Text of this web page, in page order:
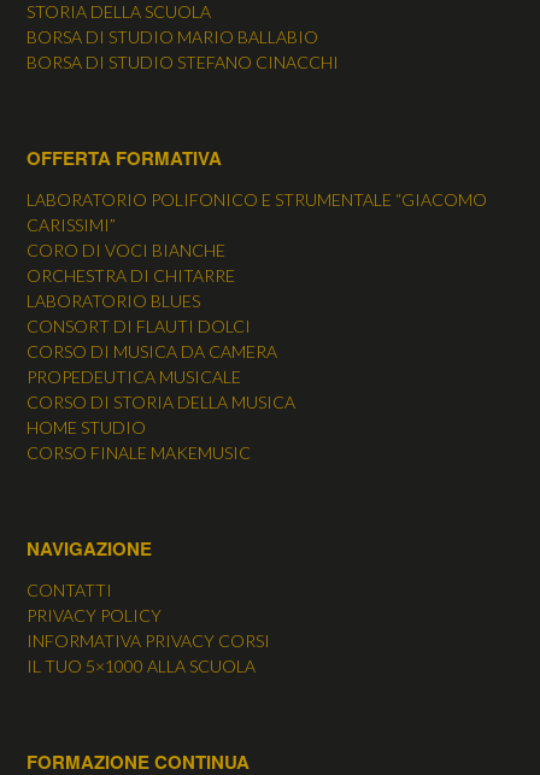
STORIA DELLA SCUOLA
BORSA DI STUDIO MARIO BALLABIO
BORSA DI STUDIO STEFANO CINACCHI
OFFERTA FORMATIVA
LABORATORIO POLIFONICO E STRUMENTALE “GIACOMO
CARISSIMI”
CORO DI VOCI BIANCHE
ORCHESTRA DI CHITARRE
LABORATORIO BLUES
CONSORT DI FLAUTI DOLCI
CORSO DI MUSICA DA CAMERA
PROPEDEUTICA MUSICALE
CORSO DI STORIA DELLA MUSICA
HOME STUDIO
CORSO FINALE MAKEMUSIC
NAVIGAZIONE
CONTATTI
PRIVACY POLICY
INFORMATIVA PRIVACY CORSI
IL TUO 5×1000 ALLA SCUOLA
FORMAZIONE CONTINUA